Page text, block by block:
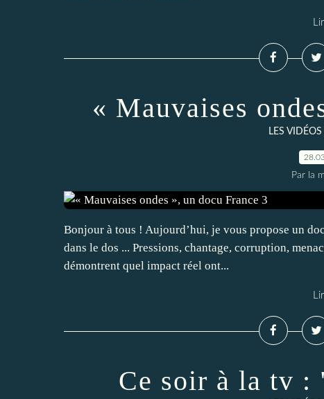
« Mauvaises
LES
Par la
Bonjour à tous ! Aujourd’hui, je vous propose un
dans le dos ... Pressions, chantage, corruption,
démontrent quel impact réel ont...
Ce soir à la tv :